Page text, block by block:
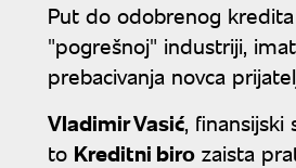
Put do odobrenog
"pogrešnoj" industriji,
prebacivanja novca
Vladimir Vasić, finansijski
to Kreditni biro zaista